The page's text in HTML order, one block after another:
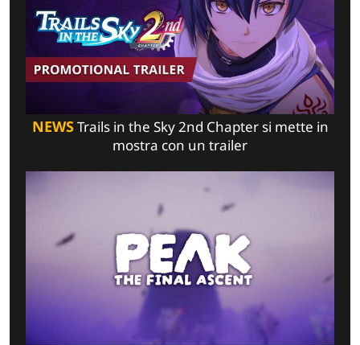
NEWSTrails in the Sky 2nd Chapter si mette in
mostra con un trailer